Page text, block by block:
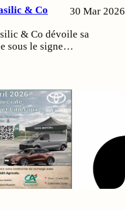
& Co 30 Mar 2026
& Co dévoile sa
sous le signe…